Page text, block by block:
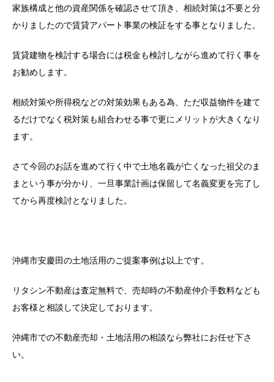
家族構成と他の資産関係を確認させて頂き、相続対策は不要と分
かりましたので賃貸アパート事業の検証をする事となりました。
賃貸建物を検討する場合には税金も検討しながら進めて行く事を
お勧めします。
相続対策や所得税などの対策効果もある為、ただ収益物件を建て
るだけでなく税対策も組合わせる事で更にメリットが大きくなり
ます。
さて今回のお話を進めて行く中で土地名義が亡くなった祖父のま
まという事が分かり、一旦事業計画は保留して名義変更を完了し
てから再度検討となりました。
沖縄市安慶田の土地活用のご提案事例は以上です。
リタシン不動産は査定無料で、売却時の不動産仲介手数料なども
お客様と相談して決定しております。
沖縄市での不動産売却・土地活用の相談なら弊社にお任せ下さ
い。